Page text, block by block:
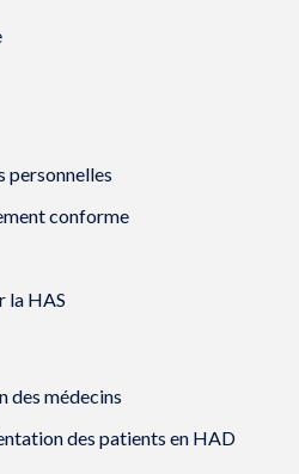
ê
t
e
ê
)
personnelles
conforme
la HAS
des médecins
des patients en HAD